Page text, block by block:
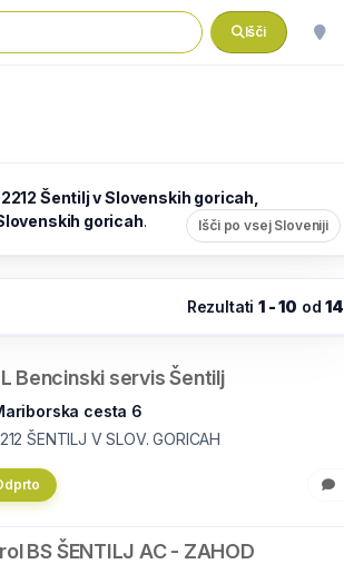
Išči
Šentilj v Slovenskih goricah,
goricah. Išči po vsej Sloveniji
Rezultati1 - 10 od14
Bencinski servis Šentilj
cesta 6
ŠENTILJ V SLOV. GORICAH
BS ŠENTILJ AC - ZAHOD